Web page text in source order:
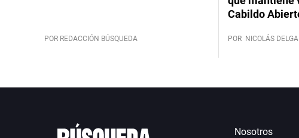
POR REDACCIÓN BÚSQUEDA
Cabildo
POR NICOLÁS
Nosotros